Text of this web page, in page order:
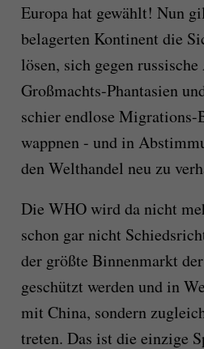
Europa hat gewählt! Nun
belagerten Kontinent die
lösen, sich gegen
Großmachts-Phantasien
schier endlose Migrations-
wappnen - und in
den Welthandel neu zu
Die WHO wird da nicht
schon gar nicht
der größte Binnenmarkt
geschützt werden und in
mit China, sondern
treten. Das ist die einzige